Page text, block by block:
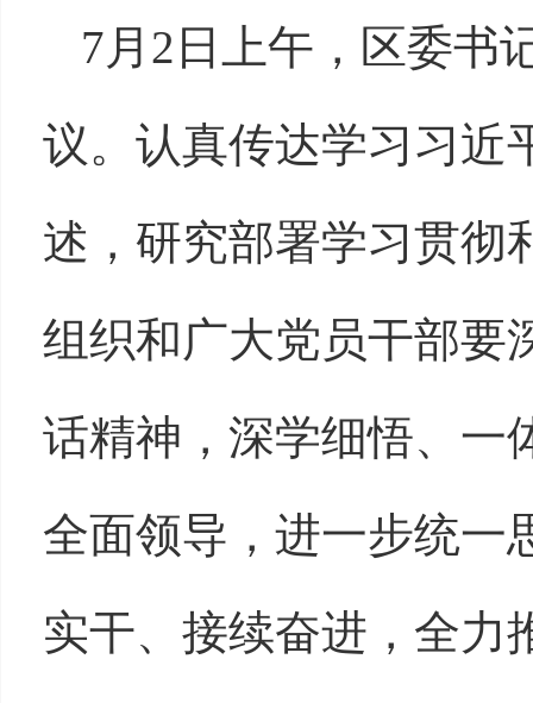
7月2日上午，区委书
议。认真传达学习习近
述，研究部署学习贯彻
组织和广大党员干部要
话精神，深学细悟、一
全面领导，进一步统一
实干、接续奋进，全力